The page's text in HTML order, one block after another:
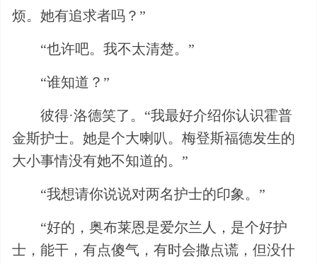
烦。她有追求者吗？”
“也许吧。我不太清楚。”
“谁知道？”
彼得·洛德笑了。“我最好介绍你认识霍普
金斯护士。她是个大喇叭。梅登斯福德发生的
大小事情没有她不知道的。”
“我想请你说说对两名护士的印象。”
“好的，奥布莱恩是爱尔兰人，是个好护
士，能干，有点傻气，有时会撒点谎，但没什